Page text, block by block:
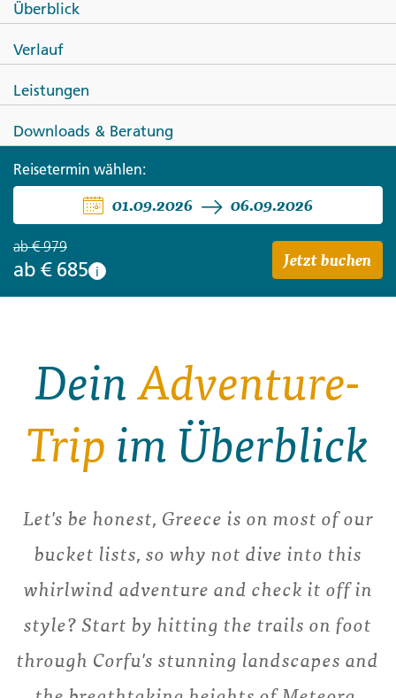
Von Korfu nach Athen - Meteora
Überblick
Verlauf
Leistungen
Downloads & Beratung
Reisetermin wählen:
01.09.2026 06.09.2026
ab€ 979
ab € 685 i Jetzt buchen
DeinAdventure-
Trip im Überblick
Let's be honest, Greece is on most of our
bucket lists, so why not dive into this
whirlwind adventure and check it off in
style? Start by hitting the trails on foot
through Corfu's stunning landscapes and